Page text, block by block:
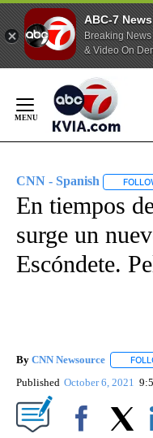
ABC-7
Breaking News
& Video On
Content
CNN - Spanish
En tiempos
surge un
Escóndete.
By CNN Newsource
Published October 6, 2021